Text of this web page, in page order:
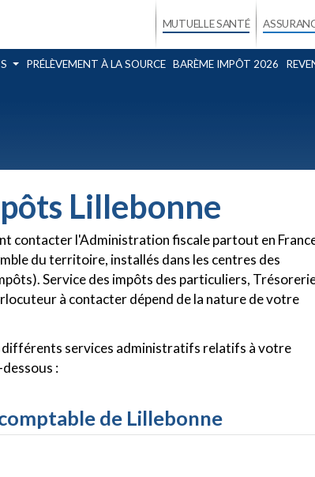
MUTUELLE SANTÉ
PRÉLÈVEMENT À LA SOURCE BARÈME IMPÔT 2026
Lillebonne
contacter l'Administration fiscale partout en
du territoire, installés dans les centres des
Service des impôts des particuliers,
à contacter dépend de la nature de votre
différents services administratifs relatifs à votre
:
de Lillebonne